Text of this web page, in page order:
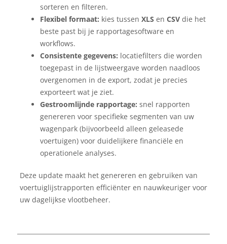
sorteren en filteren.
Flexibel formaat: kies tussen XLS en CSVdie het
beste past bij je rapportagesoftware en
workflows.
Consistente gegevens: locatiefilters die worden
toegepast in de lijstweergave worden naadloos
overgenomen in de export, zodat je precies
exporteert wat je ziet.
Gestroomlijnde rapportage: snel rapporten
genereren voor specifieke segmenten van uw
wagenpark (bijvoorbeeld alleen geleasede
voertuigen) voor duidelijkere financiële en
operationele analyses.
Deze update maakt het genereren en gebruiken van
voertuiglijstrapporten efficiënter en nauwkeuriger voor
uw dagelijkse vlootbeheer.